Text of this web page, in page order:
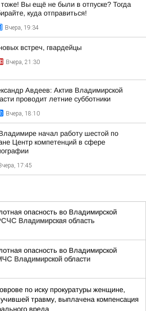
тоже! Вы ещё не были в отпуске? Тогда
куда отправиться!
Вчера, 19:34
встреч, гвардейцы
Вчера, 21:30
Авдеев: Актив Владимирской
проводит летние субботники
Вчера, 18:10
начал работу шестой по
Центр компетенций в сфере
17:45
опасность во Владимирской
Владимирская область
опасность во Владимирской
Владимирской области
по иску прокуратуры женщине,
травму, выплачена компенсация
вреда